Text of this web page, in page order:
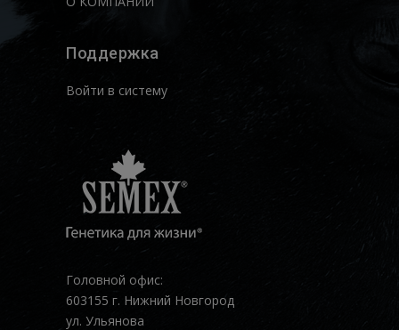
Поддержка
Войти в систему
Головной офис:
603155 г. Нижний Новгород
ул. Ульянова